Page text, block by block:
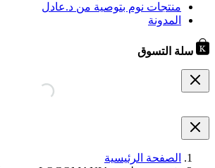
منتجات نوم بتوصية من د.عادل
المدونة
سلة التسوق
الصفحة الرئيسية